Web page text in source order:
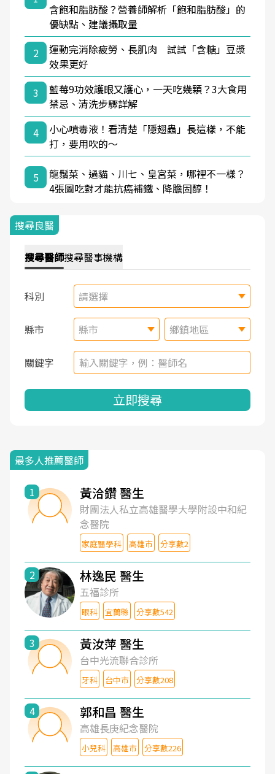
含飽和脂肪酸？營養師解析「飽和脂肪酸」的
優缺點、建議攝取量
2
運動完消除疲勞、長肌肉 試試「含糖」豆漿
效果更好
3
藍莓9功效護眼又護心，一天吃幾顆？3大食用
禁忌、清洗步驟詳解
4
小心噴毒液！看清楚「隱翅蟲」長這樣，不能
打，要用吹的～
5
龍鬚菜、過貓、川七、皇宮菜，哪裡不一樣？
4張圖吃對才能抗癌補鐵、降膽固醇！
搜尋良醫
搜尋醫師搜尋醫事機構
科別 請選擇
縣市 縣市 鄉鎮地區
關鍵字
立即搜尋
最多人推薦醫師
1 黃洽鑽 醫生
財團法人私立高雄醫學大學附設中和紀
念醫院
家庭醫學科 高雄市 分享數2
2 林逸民 醫生
五福診所
眼科 宜蘭縣 分享數542
3 黃汝萍 醫生
台中光流聯合診所
牙科 台中市 分享數208
4 郭和昌 醫生
高雄長庚紀念醫院
小兒科 高雄市 分享數226